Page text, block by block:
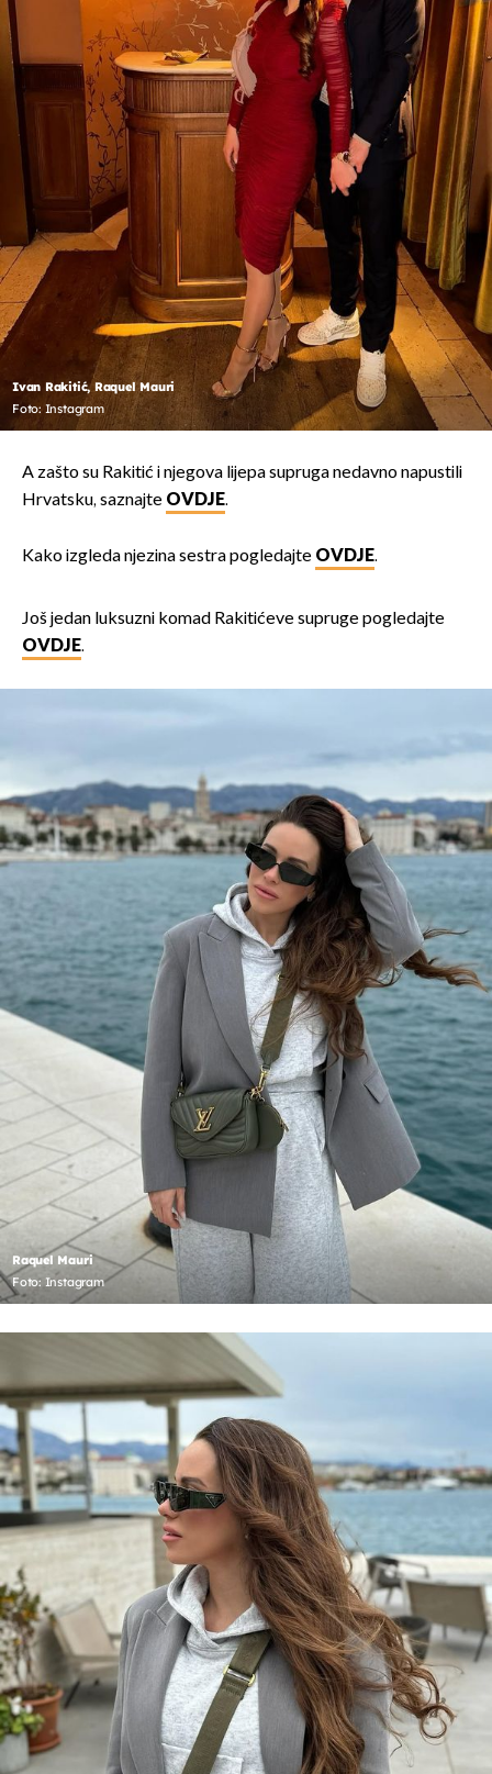
Ivan Rakitić, Raquel Mauri
Foto: Instagram
A zašto su Rakitić i njegova lijepa supruga nedavno napustili
Hrvatsku, saznajte OVDJE.
Kako izgleda njezina sestra pogledajte OVDJE.
Još jedan luksuzni komad Rakitićeve supruge pogledajte
OVDJE.
Raquel Mauri
Foto: Instagram